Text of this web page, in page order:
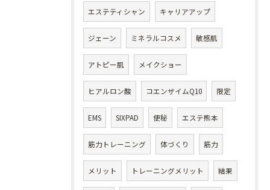
エステティシャン キャリアアップ
ジェーン ミネラルコスメ 敏感肌
アトピー肌 メイクショー
ヒアルロン酸 コエンザイムQ10 限定
EMS SIXPAD 便秘 エステ熊本
筋力トレーニング 体づくり 筋力
メリット トレーニングメリット 結果